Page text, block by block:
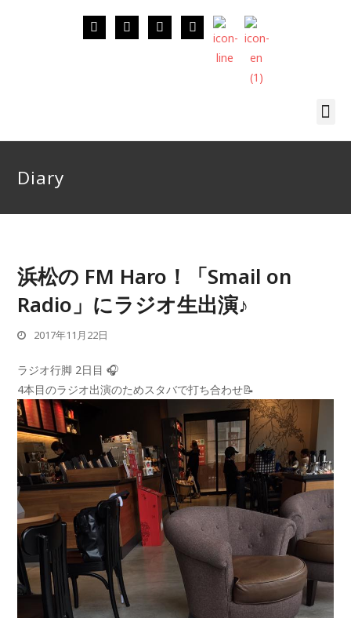
Diary
浜松の FM Haro！「Smail on
Radio」にラジオ生出演♪
2017年11月22日
ラジオ行脚 2日目🎧
4本目のラジオ出演のためスタバで打ち合わせ📝